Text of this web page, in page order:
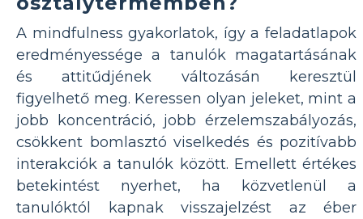
A mindfulness gyakorlatok, így a feladatlapok
eredményessége a tanulók magatartásának
és attitűdjének változásán keresztül
figyelhető meg. Keressen olyan jeleket, mint a
jobb koncentráció, jobb érzelemszabályozás,
csökkent bomlasztó viselkedés és pozitívabb
interakciók a tanulók között. Emellett értékes
betekintést nyerhet, ha közvetlenül a
tanulóktól kapnak visszajelzést az éber